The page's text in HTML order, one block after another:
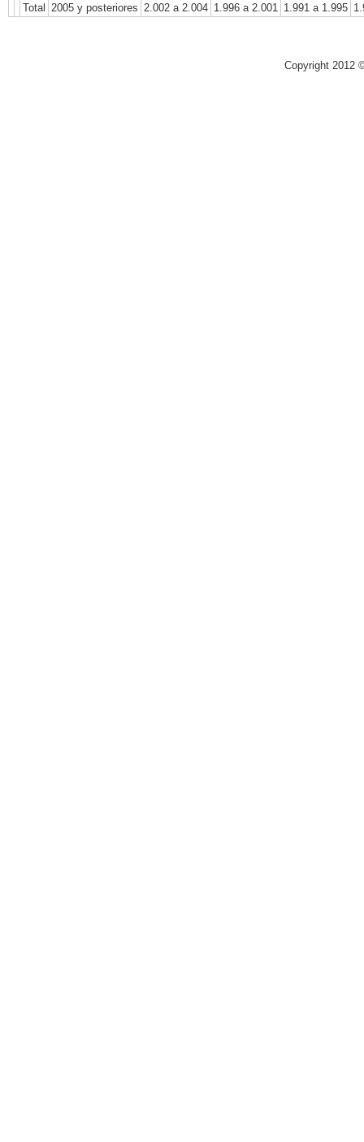
Total 2005 y posteriores 2.002 a 2.004 1.996 a 2.001 1.991 a 1.995
Copyright 2012